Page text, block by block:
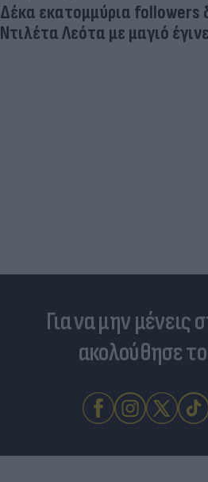
Δέκα εκατομμύρια followers
Ντιλέτα Λεότα με μαγιό
Για να μην μένεις
ακολούθησε